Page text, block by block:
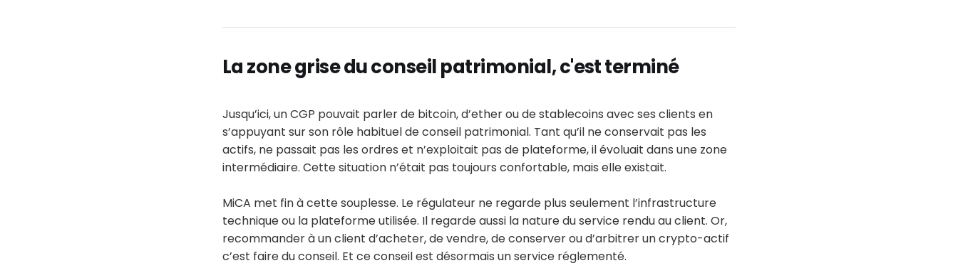
La zone grise du conseil patrimonial, c'est terminé
Jusqu’ici, un CGP pouvait parler de bitcoin, d’ether ou de stablecoins avec ses clients en
s’appuyant sur son rôle habituel de conseil patrimonial. Tant qu’il ne conservait pas les
actifs, ne passait pas les ordres et n’exploitait pas de plateforme, il évoluait dans une zone
intermédiaire. Cette situation n’était pas toujours confortable, mais elle existait.
MiCA met fin à cette souplesse. Le régulateur ne regarde plus seulement l’infrastructure
technique ou la plateforme utilisée. Il regarde aussi la nature du service rendu au client. Or,
recommander à un client d’acheter, de vendre, de conserver ou d’arbitrer un crypto-actif
c’est faire du conseil. Et ce conseil est désormais un service réglementé.